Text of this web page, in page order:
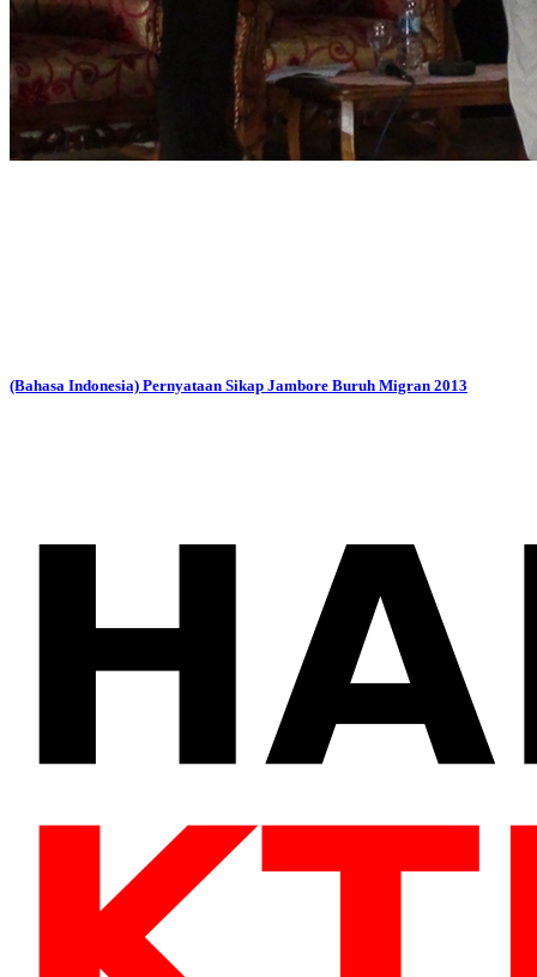
(Bahasa Indonesia) Pernyataan Sikap Jambore Buruh Migran 2013